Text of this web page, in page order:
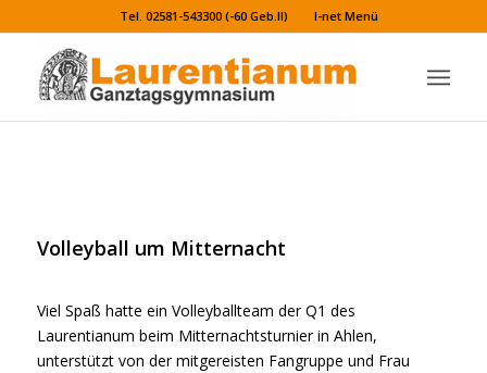
Tel. 02581-543300 (-60 Geb.II) I-net Menü
Volleyball um Mitternacht
Viel Spaß hatte ein Volleyballteam der Q1 des
Laurentianum beim Mitternachtsturnier in Ahlen,
unterstützt von der mitgereisten Fangruppe und Frau